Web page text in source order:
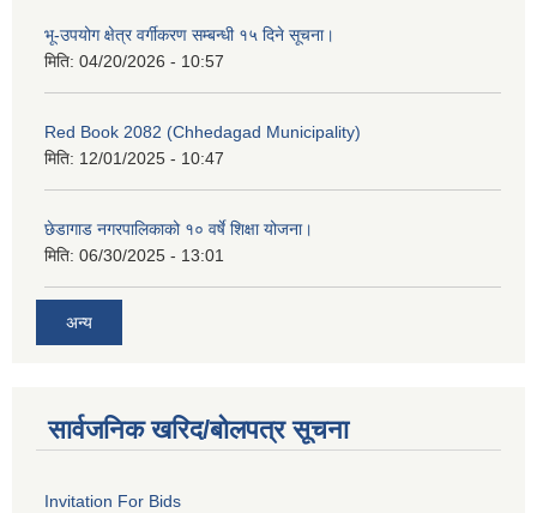
भू-उपयोग क्षेत्र वर्गीकरण सम्बन्धी १५ दिने सूचना।
मिति: 04/20/2026 - 10:57
Red Book 2082 (Chhedagad Municipality)
मिति: 12/01/2025 - 10:47
छेडागाड नगरपालिकाको १० वर्षे शिक्षा योजना।
मिति: 06/30/2025 - 13:01
अन्य
सार्वजनिक खरिद/बोलपत्र सूचना
Invitation For Bids